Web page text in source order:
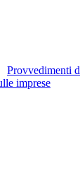
Provvedimenti
imprese